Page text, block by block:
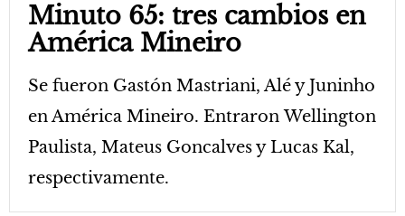
Minuto 65: tres cambios en
América Mineiro
Se fueron Gastón Mastriani, Alé y Juninho
en América Mineiro. Entraron Wellington
Paulista, Mateus Goncalves y Lucas Kal,
respectivamente.